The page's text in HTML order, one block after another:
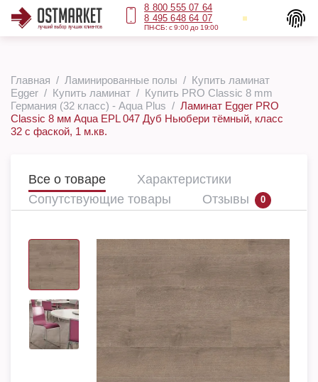
8 800 555 07 64
8 495 648 64 07
ПН-СБ: с 9:00 до 19:00
Главная Ламинированные полы
Купить ламинат
Egger
Купить ламинат
Купить PRO Classic 8 mm
Германия (32 класс) - Aqua Plus
Ламинат Egger PRO
Classic 8 мм Aqua EPL 047 Дуб Ньюбери тёмный, класс
32 с фаской, 1 м.кв.
Все о товаре
Характеристики
Сопутствующие товары
Отзывы 0